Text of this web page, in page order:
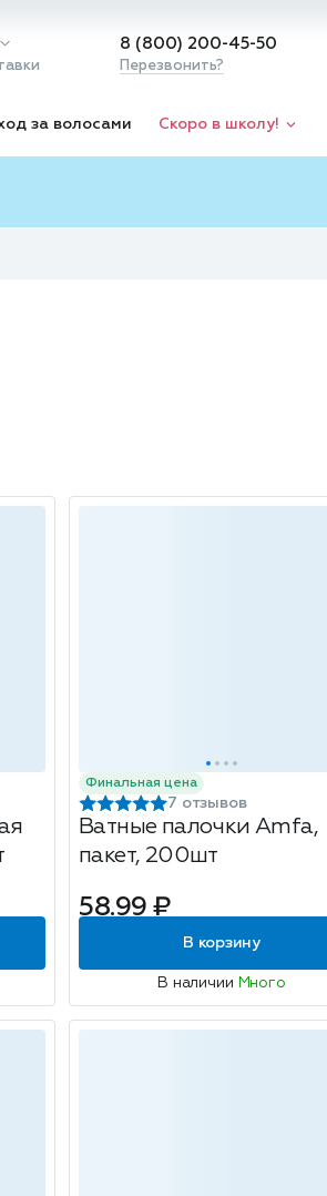
8 (800) 200-45-50
Перезвонить?
за волосами Скоро в школу!
Финальная цена
7 отзывов
Ватные палочки Amfa,
пакет, 200шт
58.99 ₽
В корзину
В наличии Много